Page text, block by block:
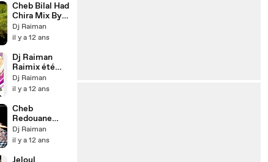
Cheb Bilal Had
Chira Mix By
Dj Raiman
Dj Raiman
il y a 12 ans
Dj Raiman
Raimix été
2014
Dj Raiman
il y a 12 ans
Cheb
Redouane
2014 Nesker
Kima 3waydi
Dj Raiman
il y a 12 ans